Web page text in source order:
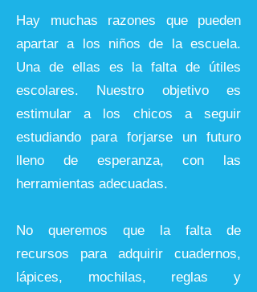
Hay muchas razones que pueden
apartar a los niños de la escuela.
Una de ellas es la falta de útiles
escolares. Nuestro objetivo es
estimular a los chicos a seguir
estudiando para forjarse un futuro
lleno de esperanza, con las
herramientas adecuadas.
No queremos que la falta de
recursos para adquirir cuadernos,
lápices, mochilas, reglas y